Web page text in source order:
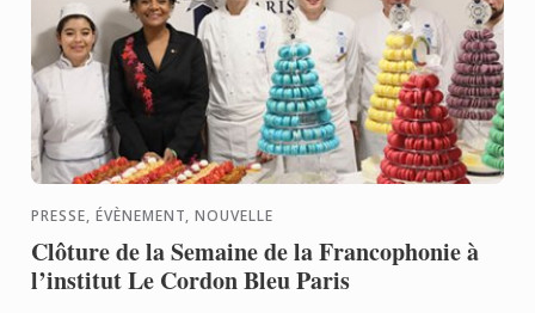
PRESSE, ÉVÈNEMENT, NOUVELLE
Clôture de la Semaine de la Francophonie à
l’institut Le Cordon Bleu Paris